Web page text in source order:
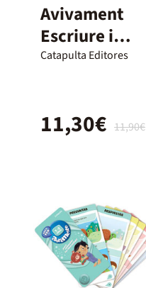
Avivament
Escriure i
Esborrar
Catapulta Editores
11,90€
11,30€